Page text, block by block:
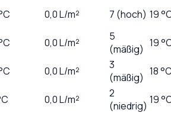
0,0L/m² 7 (hoch) 19
0,0L/m²
5
(mäßig) 19
0,0L/m²
3
(mäßig) 18
0,0L/m²
2
(niedrig) 19